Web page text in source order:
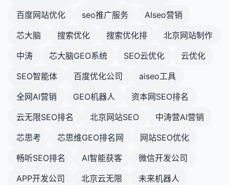
百度网站优化
seo推广服务
AIseo营销
芯大脑
搜索优化 搜索优化排
北京网站制作
中涛
芯大脑GEO系统 SEO云优化
云优化
SEO智能体
百度优化公司
aiseo工具
全网AI营销
GEO机器人
资本网SEO排名
云无限SEO排名
北京网站SEO
中涛营AI营销
芯思考
芯思维GEO排名网
网站SEO优化
畅听SEO排名
AI智能获客
微信开发公司
APP开发公司
北京云无限
未来机器人